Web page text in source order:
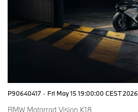
P90640417 · Fri May 15 19:00:00 CEST 2026
BMW Motorrad Vision K18